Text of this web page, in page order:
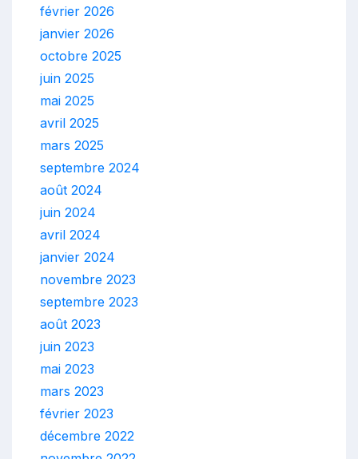
février 2026
janvier 2026
octobre 2025
juin 2025
mai 2025
avril 2025
mars 2025
septembre 2024
août 2024
juin 2024
avril 2024
janvier 2024
novembre 2023
septembre 2023
août 2023
juin 2023
mai 2023
mars 2023
février 2023
décembre 2022